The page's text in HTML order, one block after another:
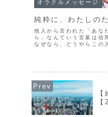
オラクルメッセージ
純粋に、わたしの
他人から言われた「あな
ら」なんていう言葉は信
なぜなら、どうやらこの
なんていうのは、結局